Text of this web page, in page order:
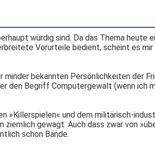
würdig sind. Da das Thema heute
Vorurteile bedient, scheint es
minder bekannten Persönlichkeiten der
den Begriff Computergewalt (wenn ich
»Killerspielen« und dem militärisch-
gewagt. Auch dass zwar von
schon Bände.